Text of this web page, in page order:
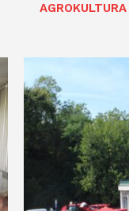
AGROKULTURA